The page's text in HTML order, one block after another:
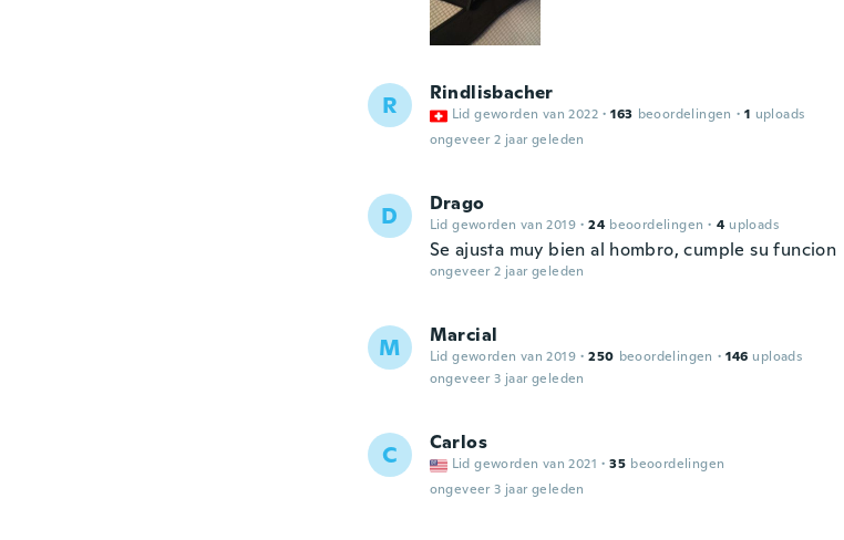
R Rindlisbacher
Lid geworden van 2022 · 163 beoordelingen · 1 uploads
ongeveer 2 jaar geleden
D Drago
Lid geworden van 2019 · 24 beoordelingen · 4 uploads
Se ajusta muy bien al hombro, cumple su funcion
ongeveer 2 jaar geleden
M Marcial
Lid geworden van 2019 · 250 beoordelingen · 146 uploads
ongeveer 3 jaar geleden
C Carlos
Lid geworden van 2021 · 35 beoordelingen
ongeveer 3 jaar geleden